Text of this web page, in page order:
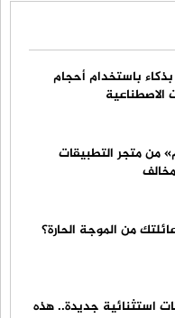
باستخدام أحجام
الاصطناعية
من متجر التطبيقات
من الموجة الحارة؟
استثنائية جديدة.. هذه